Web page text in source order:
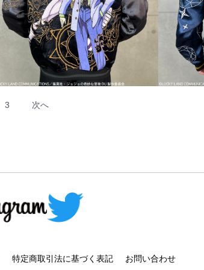
3 次へ
特定商取引法に基づく表記 お問い合わせ